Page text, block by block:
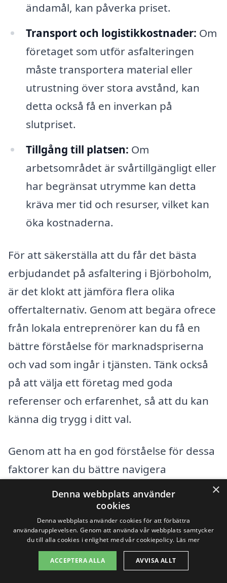
ändamål, kan påverka priset.
Transport och logistikkostnader: Om
företaget som utför asfalteringen
måste transportera material eller
utrustning över stora avstånd, kan
detta också få en inverkan på
slutpriset.
Tillgång till platsen: Om
arbetsområdet är svårtillgängligt eller
har begränsat utrymme kan detta
kräva mer tid och resurser, vilket kan
öka kostnaderna.
För att säkerställa att du får det bästa
erbjudandet på asfaltering i Björboholm,
är det klokt att jämföra flera olika
offertalternativ. Genom att begära ofrece
från lokala entreprenörer kan du få en
bättre förståelse för marknadspriserna
och vad som ingår i tjänsten. Tänk också
på att välja ett företag med goda
referenser och erfarenhet, så att du kan
känna dig trygg i ditt val.
Genom att ha en god förståelse för dessa
faktorer kan du bättre navigera
processen med att anlita en
asfaltentreprenör. Oavsett om du
planerar att asfaltera en uppfart, en väg
eller en parkering, kan du alltid hitta ett
passande företag som erbjuder
×
Denna webbplats använder
cookies
Denna webbplats använder cookies för att förbättra
användarupplevelsen. Genom att använda vår webbplats samtycker
du till alla cookies i enlighet med vår cookiepolicy. Läs mer
ACCEPTERA ALLA AVVISA ALLT